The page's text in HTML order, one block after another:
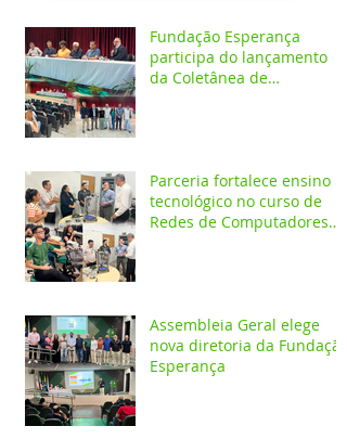
Fundação Esperança
participa do lançamento
da Coletânea de
ambiente
Parceria fortalece ensino
tecnológico no curso de
Redes de Computadores
Assembleia Geral elege
nova diretoria da Fundação
Esperança